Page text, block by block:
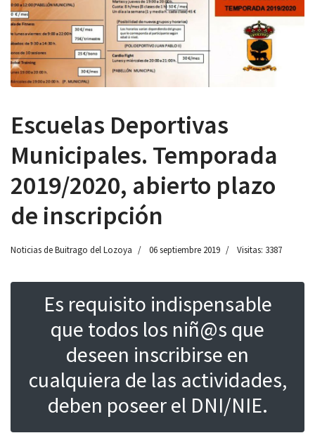
Escuelas Deportivas
Municipales. Temporada
2019/2020, abierto plazo
de inscripción
Noticias de Buitrago del Lozoya 06 septiembre 2019 Visitas: 3387
Es requisito indispensable
que todos los niñ@s que
deseen inscribirse en
cualquiera de las actividades,
deben poseer el DNI/NIE.